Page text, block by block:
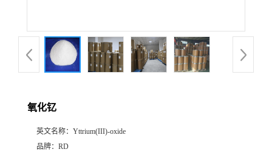
氧化钇
英文名称： Yttrium(III)-oxide
品牌： RD